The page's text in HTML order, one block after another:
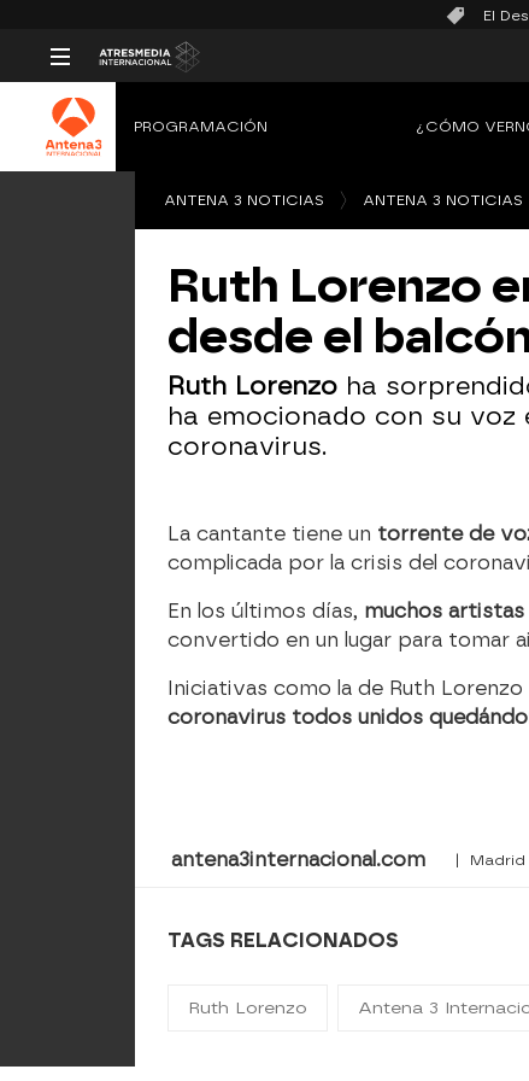
El
PROGRAMACIÓN ¿CÓMO
ANTENA 3 NOTICIAS ANTENA 3 NOTICIAS
Ruth Lorenzo
desde el
Ruth Lorenzo ha
ha emocionado con su voz
coronavirus.
La cantante tiene un torrente de
complicada por la crisis del
En los últimos días, muchos
convertido en un lugar para tomar
Iniciativas como la de Ruth
coronavirus todos unidos
antena3internacional.com | Madrid
TAGS RELACIONADOS
Ruth Lorenzo Antena 3